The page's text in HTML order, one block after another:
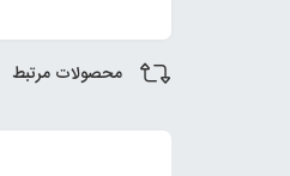
محصولات مرتبط